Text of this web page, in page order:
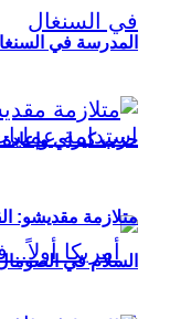
حزب كيراي
المدرسة في
السلام في